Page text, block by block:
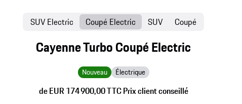
Cayenne Turbo Coupé Electric
Nouveau Électrique
de EUR 174 900,00 TTC Prix client conseillé
SUV Electric Coupé Electric SUV Coupé